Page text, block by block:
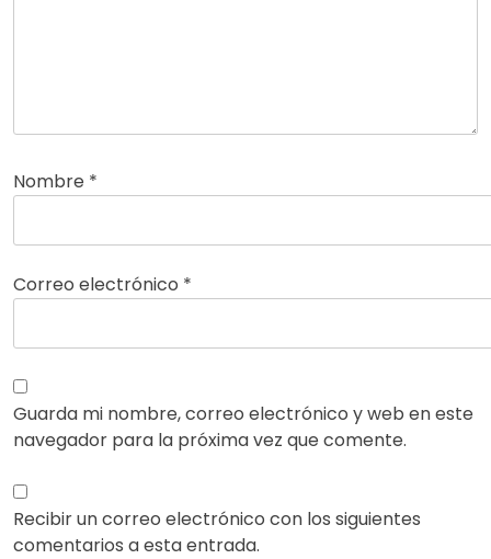
Nombre *
Correo electrónico *
Guarda mi nombre, correo electrónico y web en este
navegador para la próxima vez que comente.
Recibir un correo electrónico con los siguientes
comentarios a esta entrada.